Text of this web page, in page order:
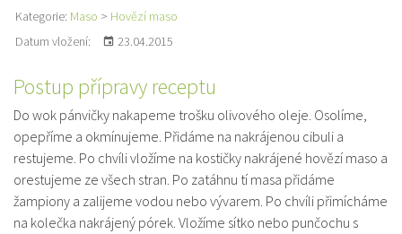
Kategorie: Maso > Hovězí maso
Datum vložení:
23.04.2015
Postup přípravy receptu
Do wok pánvičky nakapeme trošku olivového oleje. Osolíme,
opepříme a okmínujeme. Přidáme na nakrájenou cibuli a
restujeme. Po chvíli vložíme na kostičky nakrájené hovězí maso a
orestujeme ze všech stran. Po zatáhnu tí masa přidáme
žampiony a zalijeme vodou nebo vývarem. Po chvíli přimícháme
na kolečka nakrájený pórek. Vložíme sítko nebo punčochu s